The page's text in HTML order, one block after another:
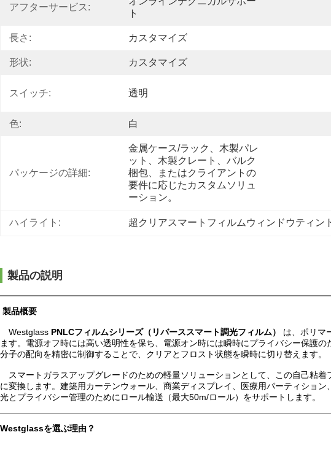
アフターサービス:
ト
長さ: カスタマイズ
形状: カスタマイズ
スイッチ: 透明
色: 白
パッケージの詳細:
金属ケース/ラック、木製パレ
ット、木製クレート、バルク
梱包、またはクライアントの
要件に応じたカスタムソリュ
ーション。
ハイライト: 超クリアスマートフィルムウィンドウティン
製品の説明
製品概要
Westglass PNLCフィルムシリーズ（リバーススマート調光フィルム）
は、ポリマ
ます。電源オフ時には高い透明性を保ち、電源オン時には瞬時にプライバシー保護
分子の配向を精密に制御することで、クリアとフロスト状態を瞬時に切り替えます。
スマートガラスアップグレードのための軽量ソリューションとして、この自己粘
に変換します。建築用カーテンウォール、商業ディスプレイ、医療用パーティショ
光とプライバシー管理のためにロール輸送（最大50m/ロール）をサポートします。
Westglassを選ぶ理由？